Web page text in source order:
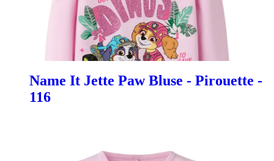
Name It Jette Paw Bluse - Pirouette -
116